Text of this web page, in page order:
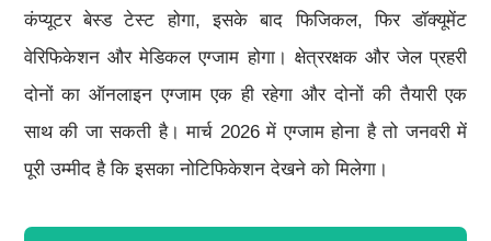
कंप्यूटर बेस्ड टेस्ट होगा, इसके बाद फिजिकल, फिर डॉक्यूमेंट
वेरिफिकेशन और मेडिकल एग्जाम होगा। क्षेत्ररक्षक और जेल प्रहरी
दोनों का ऑनलाइन एग्जाम एक ही रहेगा और दोनों की तैयारी एक
साथ की जा सकती है। मार्च 2026 में एग्जाम होना है तो जनवरी में
पूरी उम्मीद है कि इसका नोटिफिकेशन देखने को मिलेगा।